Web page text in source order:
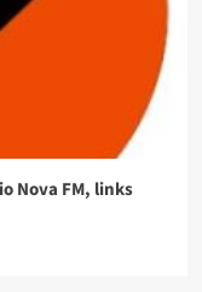
Nova FM, links